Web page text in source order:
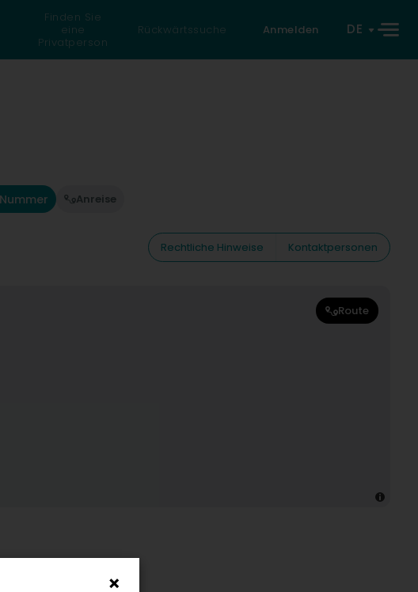
Finden Sie
eine
Privatperson
Rückwärtssuche Anmelden DE
Anreise
Rechtliche Hinweise
Kontaktpersonen
Route